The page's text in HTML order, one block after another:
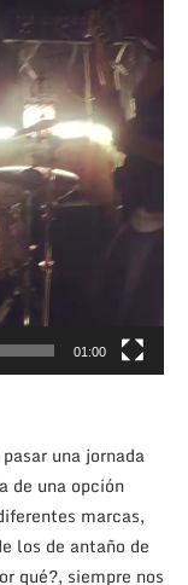
01:00
una jornada
de una opción
marcas,
los de antaño de
qué?, siempre nos